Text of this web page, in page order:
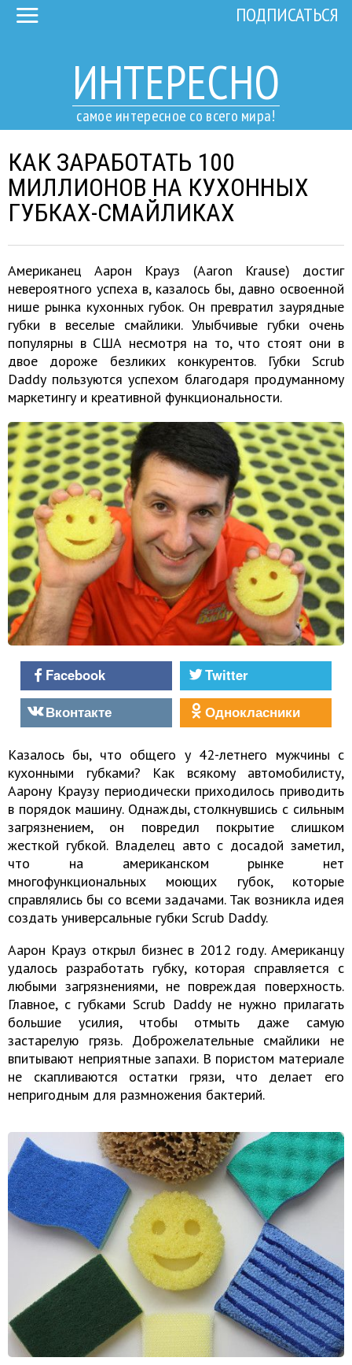
ИНТЕРЕСНО
самое интересное со всего мира!
ПОДПИСАТЬСЯ
КАК ЗАРАБОТАТЬ 100
МИЛЛИОНОВ НА КУХОННЫХ
ГУБКАХ-СМАЙЛИКАХ
Американец Аарон Крауз (Aaron Krause) достиг
невероятного успеха в, казалось бы, давно освоенной
нише рынка кухонных губок. Он превратил заурядные
губки в веселые смайлики. Улыбчивые губки очень
популярны в США несмотря на то, что стоят они в
двое дороже безликих конкурентов. Губки Scrub
Daddy пользуются успехом благодаря продуманному
маркетингу и креативной функциональности.
Facebook
Twitter
Вконтакте
Однокласники
Казалось бы, что общего у 42-летнего мужчины с
кухонными губками? Как всякому автомобилисту,
Аарону Краузу периодически приходилось приводить
в порядок машину. Однажды, столкнувшись с сильным
загрязнением, он повредил покрытие слишком
жесткой губкой. Владелец авто с досадой заметил,
что на американском рынке нет
многофункциональных моющих губок, которые
справлялись бы со всеми задачами. Так возникла идея
создать универсальные губки Scrub Daddy.
Аарон Крауз открыл бизнес в 2012 году. Американцу
удалось разработать губку, которая справляется с
любыми загрязнениями, не повреждая поверхность.
Главное, с губками Scrub Daddy не нужно прилагать
большие усилия, чтобы отмыть даже самую
застарелую грязь. Доброжелательные смайлики не
впитывают неприятные запахи. В пористом материале
не скапливаются остатки грязи, что делает его
непригодным для размножения бактерий.